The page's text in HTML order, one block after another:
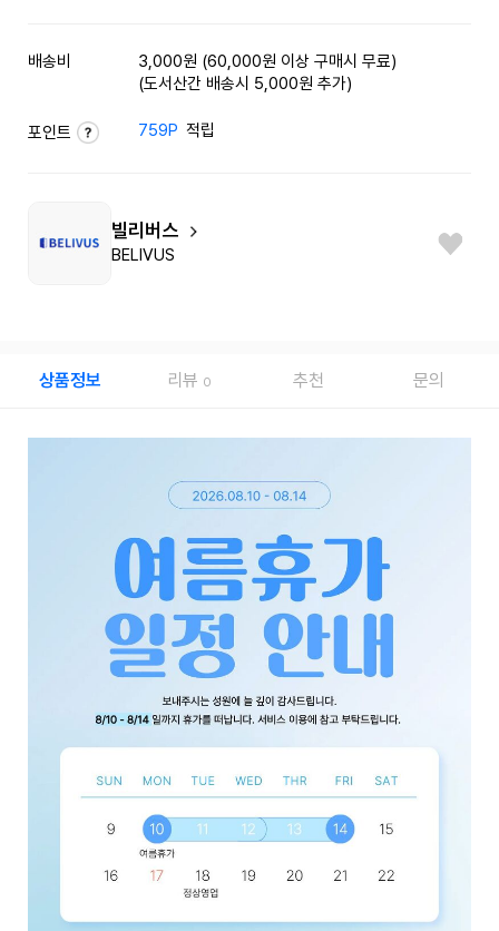
배송비
3,000원 (60,000원 이상 구매시 무료)
(도서산간 배송시 5,000원 추가)
포인트 759P 적립
빌리버스
BELIVUS
상품정보 리뷰 0 추천 문의